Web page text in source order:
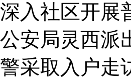
深入社区开展
公安局灵西派
警采取入户走